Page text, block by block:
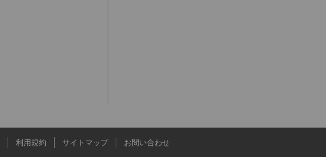
利用規約 サイトマップ お問い合わせ